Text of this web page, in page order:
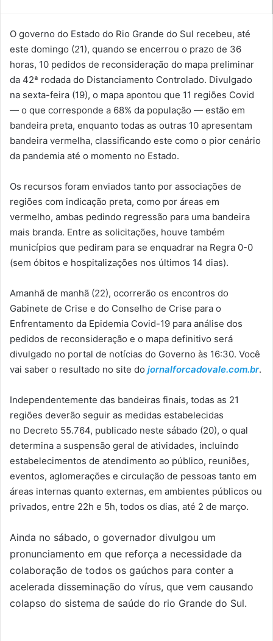
O governo do Estado do Rio Grande do Sul recebeu, até
este domingo (21), quando se encerrou o prazo de 36
horas, 10 pedidos de reconsideração do mapa preliminar
da 42ª rodada do Distanciamento Controlado. Divulgado
na sexta-feira (19), o mapa apontou que 11 regiões Covid
— o que corresponde a 68% da população — estão em
bandeira preta, enquanto todas as outras 10 apresentam
bandeira vermelha, classificando este como o pior cenário
da pandemia até o momento no Estado.
Os recursos foram enviados tanto por associações de
regiões com indicação preta, como por áreas em
vermelho, ambas pedindo regressão para uma bandeira
mais branda. Entre as solicitações, houve também
municípios que pediram para se enquadrar na Regra 0-0
(sem óbitos e hospitalizações nos últimos 14 dias).
Amanhã de manhã (22), ocorrerão os encontros do
Gabinete de Crise e do Conselho de Crise para o
Enfrentamento da Epidemia Covid-19 para análise dos
pedidos de reconsideração e o mapa definitivo será
divulgado no portal de notícias do Governo às 16:30. Você
vai saber o resultado no site do jornalforcadovale.com.br.
Independentemente das bandeiras finais, todas as 21
regiões deverão seguir as medidas estabelecidas
no Decreto 55.764, publicado neste sábado (20), o qual
determina a suspensão geral de atividades, incluindo
estabelecimentos de atendimento ao público, reuniões,
eventos, aglomerações e circulação de pessoas tanto em
áreas internas quanto externas, em ambientes públicos ou
privados, entre 22h e 5h, todos os dias, até 2 de março.
Ainda no sábado, o governador divulgou um
pronunciamento em que reforça a necessidade da
colaboração de todos os gaúchos para conter a
acelerada disseminação do vírus, que vem causando
colapso do sistema de saúde do rio Grande do Sul.